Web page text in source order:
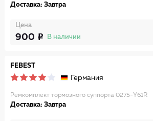
Доставка: Завтра
Цена
900 В наличии
FEBEST
Германия
Ремкомплект тормозного суппорта 0275-Y61R
Доставка: Завтра